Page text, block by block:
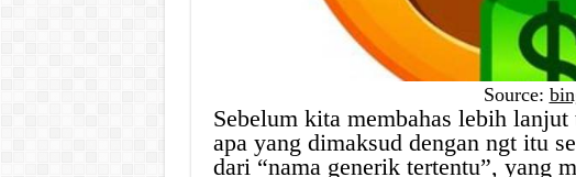
Source:
Sebelum kita membahas lebih
apa yang dimaksud dengan ngt itu
dari “nama generik tertentu”, yang